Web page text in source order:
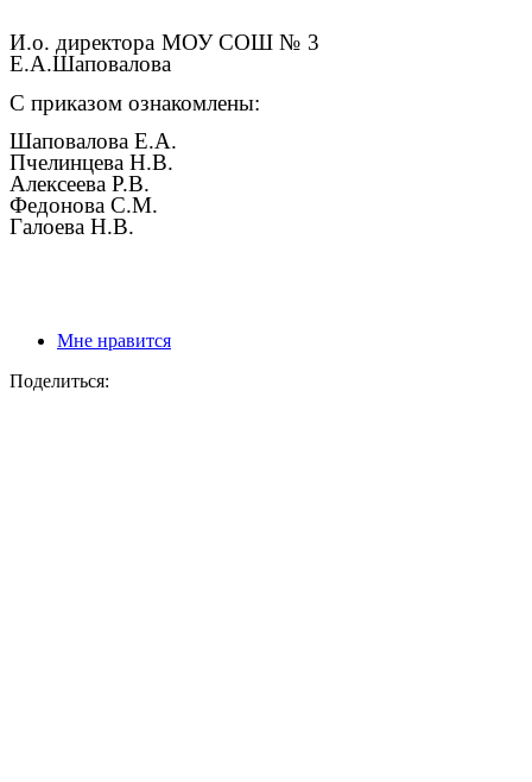
И.о. директора МОУ СОШ № 3
Е.А.Шаповалова
С приказом ознакомлены:
Шаповалова Е.А.
Пчелинцева Н.В.
Алексеева Р.В.
Федонова С.М.
Галоева Н.В.
Мне нравится
Поделиться: